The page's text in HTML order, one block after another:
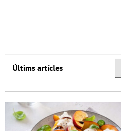
Últims artícles